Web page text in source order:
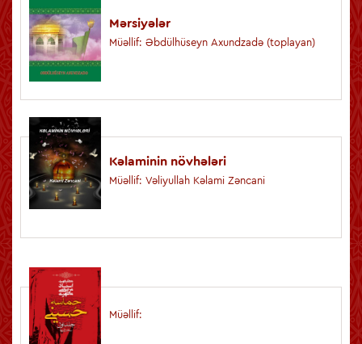
Mərsiyələr
Müəllif: Əbdülhüseyn Axundzadə (toplayan)
Kəlaminin növhələri
Müəllif: Vəliyullah Kəlami Zəncani
Müəllif: